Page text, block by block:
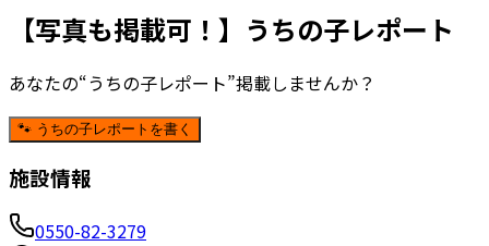
【写真も掲載可！】うちの子レポート
あなたの“うちの子レポート”掲載しませんか？
🐾 うちの子レポートを書く
施設情報
0550-82-3279